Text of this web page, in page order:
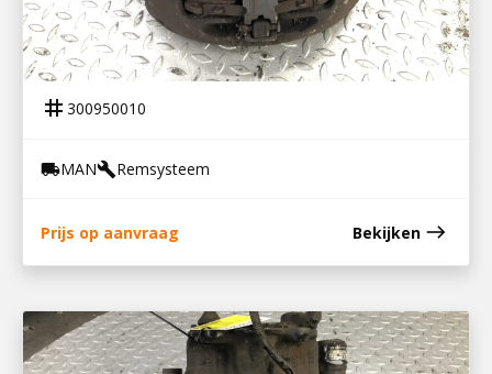
300950010
REMKLAUW LA
tag 300950010
local_shippingMANbuildRemsysteem
Prijs op aanvraag Bekijken east